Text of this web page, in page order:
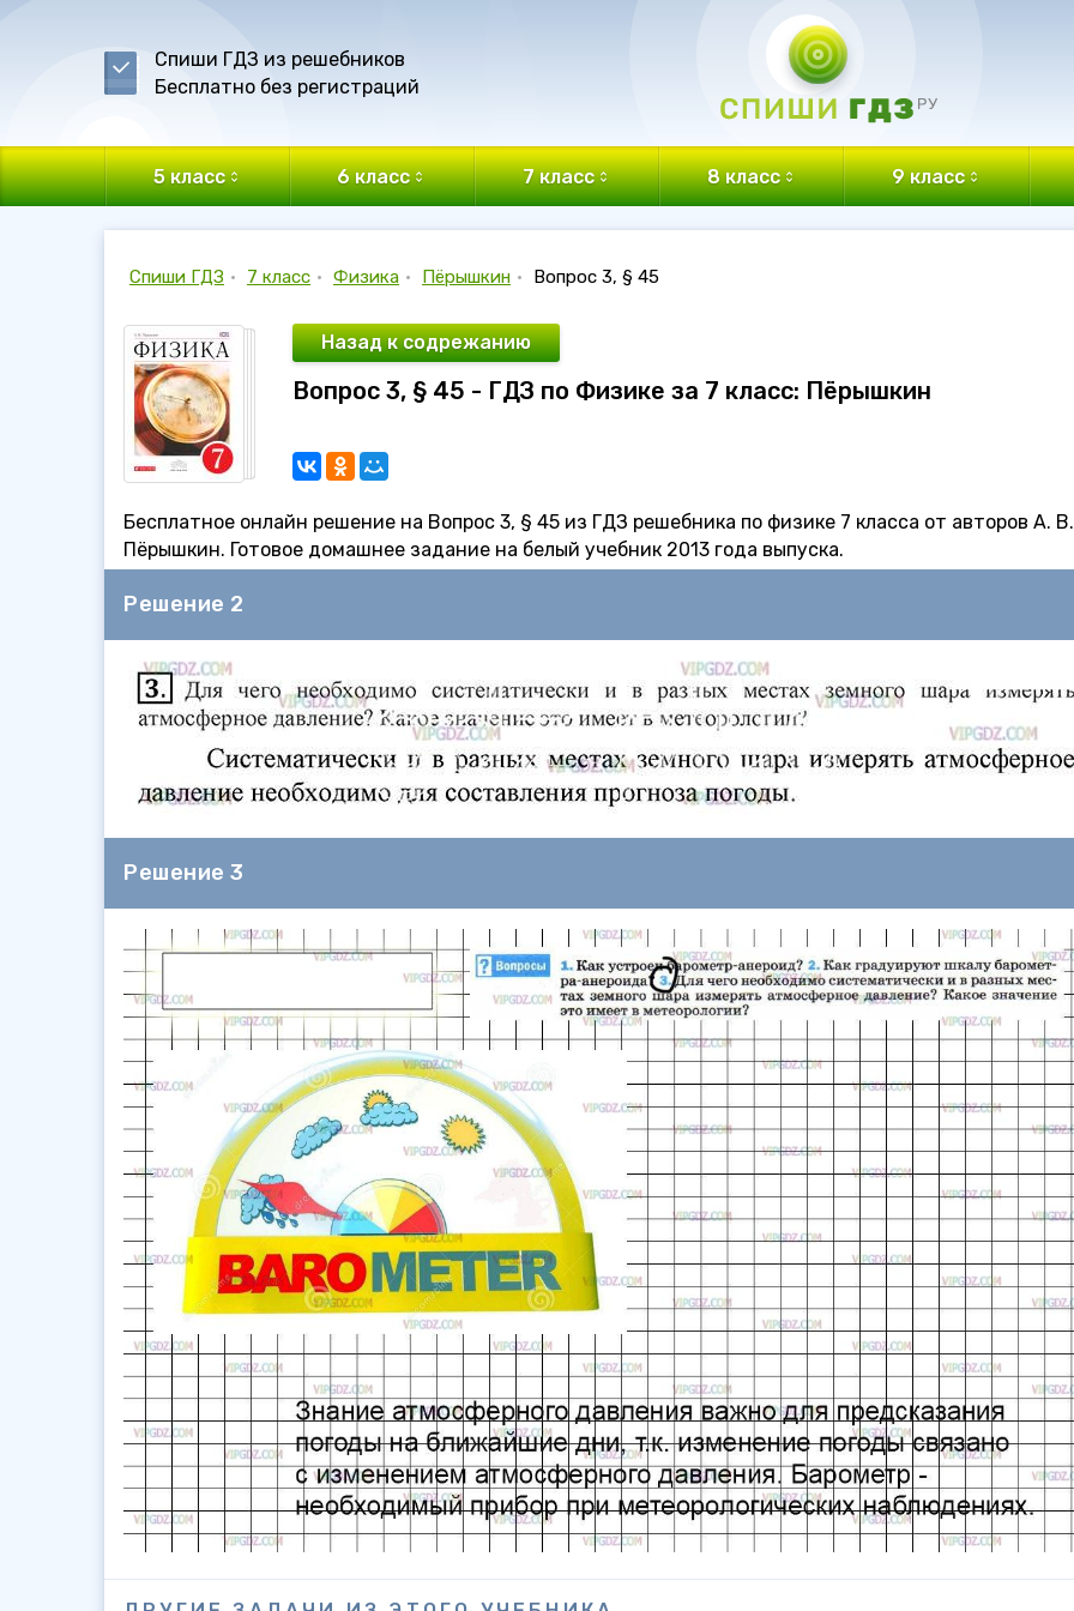
Спиши ГДЗ из решебников
Бесплатно без регистраций
5 класс 6 класс 7 класс 8 класс 9 класс
Спиши ГДЗ • 7 класс • Физика • Пёрышкин • Вопрос 3, § 45
Назад к содрежанию
Вопрос 3, § 45 - ГДЗ по Физике за 7 класс: Пёрышкин
Бесплатное онлайн решение на Вопрос 3, § 45 из ГДЗ решебника по физике 7 класса от авторов А. В.
Пёрышкин. Готовое домашнее задание на белый учебник 2013 года выпуска.
Решение 2
Решение 3